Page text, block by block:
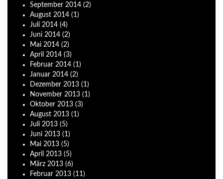
September 2014 (2)
August 2014 (1)
Juli 2014 (4)
Juni 2014 (2)
Mai 2014 (2)
April 2014 (3)
Februar 2014 (1)
Januar 2014 (2)
Dezember 2013 (1)
November 2013 (1)
Oktober 2013 (3)
August 2013 (1)
Juli 2013 (5)
Juni 2013 (1)
Mai 2013 (5)
April 2013 (5)
März 2013 (6)
Februar 2013 (11)